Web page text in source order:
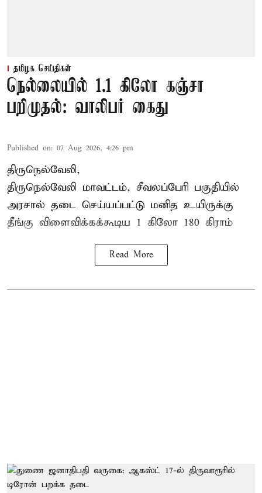
தமிழக செய்திகள்
நெல்லையில் 1.1 கிலோ கஞ்சா
பறிமுதல்: வாலிபர் கைது
Published on: 07 Aug 2026, 4:26 pm
திருநெல்வேலி,
திருநெல்வேலி மாவட்டம், சீவலப்பேரி பகுதியில்
அரசால் தடை செய்யப்பட்டு மனித உயிருக்கு
தீங்கு விளைவிக்கக்கூடிய 1 கிலோ 180 கிராம்
Read More